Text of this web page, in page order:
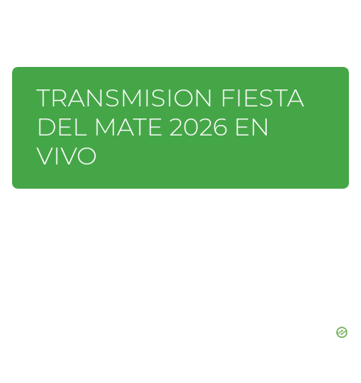
TRANSMISION FIESTA
DEL MATE 2026 EN
VIVO